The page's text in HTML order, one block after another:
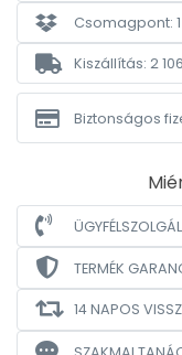
Csomagpont:
Kiszállítás: 2
Biztonságos
TERMÉK
14 NAPOS